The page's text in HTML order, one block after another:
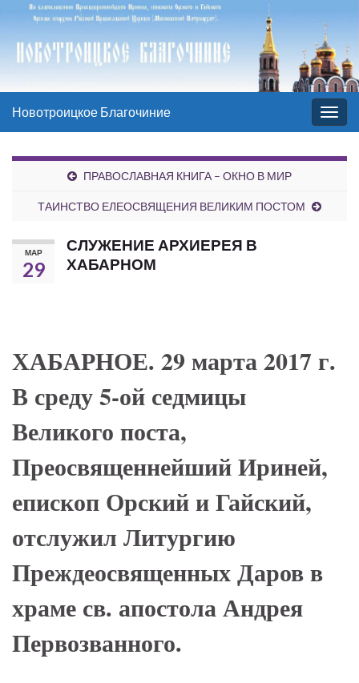
Вкл/
выкл
Новотроицкое Благочиние
ПРАВОСЛАВНАЯ КНИГА – ОКНО В МИР
ТАИНСТВО ЕЛЕОСВЯЩЕНИЯ ВЕЛИКИМ ПОСТОМ
МАР
29
СЛУЖЕНИЕ АРХИЕРЕЯ В
ХАБАРНОМ
ХАБАРНОЕ. 29 марта 2017 г.
В среду 5-ой седмицы
Великого поста,
Преосвященнейший Ириней,
епископ Орский и Гайский,
отслужил Литургию
Преждеосвященных Даров в
храме св. апостола Андрея
Первозванного.